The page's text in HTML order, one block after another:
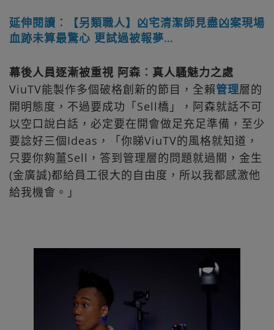
延伸閱讀︰【另類職人】凶宅清潔師見盡凶案現場
血跡未算最驚心 更試過被報夢…
幕後人員逐漸被重視 阿森︰真人騷魅力之處
ViuTV能製作多個破格創新的節目，全賴管理層的
開明態度，不過要成功「Sell橋」，阿森就話不可
以空口說白話，必定要在開會做足充足準備，至少
要諗好三個Ideas，「你睇ViuTV的風格就知道，
只要你夠薑Sell，答到管理層的問題就過關，金生
(金廣誠)都給員工很大的自由度，所以我都感激他
給我機會。」